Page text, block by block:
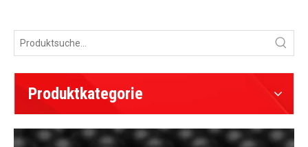
Produktkategorie